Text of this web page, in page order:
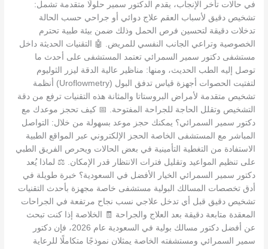
في حالات تأخر الإنجاب، يقدم الدكتور سمير حلولًا متقدمة تشمل:
تشخيص دقيق لأسباب العقم علاج دوائي أو جراحي حسب الحالة
تدخلات دقيقة لتحسين فرص الحمل وذلك ضمن بيئة طبية تحترم
الخصوصية وتراعي الجانب النفسي للمريض. 🤖 التقنيات الحديثة داخل
مستشفى دكتور سمير السمرائي تعتمد المستشفى على أحدث ما
توصل إليه الطب الحديث، ومنها: مناظير عالية الدقة ليزر الثوليوم
لتفتيت الحصوات أجهزة قياس تدفق البول (Uroflowmetry) أنظمة
تشخيص متقدمة لأمراض البروستاتا والمثانة هذه التقنيات ترفع من دقة
التشخيص وتقلل الحاجة للجراحة المفتوحة. 📅 كيف تحجز موعدك مع
دكتور سمير السمرائي؟ يمكنك حجز موعد بسهولة من خلال: التواصل
المباشر مع المستشفى الخاصة الحجز الإلكتروني عبر المواقع الطبية
الاستفادة من التغطية التأمينية في بعض الحالات ويحرص الفريق الطبي
على تنظيم المواعيد وتقليل فترات الانتظار قدر الإمكان. ⚖️ لماذا يُعد
دكتور سمير السمرائي الخيار الأفضل في السعودية؟ خبرة طويلة في
أدق تخصصات المسالك البولية مستشفى خاصة مجهزة بأحدث التقنيات
تشخيص دقيق قبل أي تدخل علاجي نسب نجاح مرتفعة في الجراحات
المعقدة متابعة دقيقة بعد العلاج والجراحة 🧾 الخلاصة إذا كنت تبحث
عن أفضل دكتور مسالك بولية في السعودية عام 2026، فإن دكتور
سمير السمرائي ومستشفته الخاصة يمثلان نموذجًا متكاملًا للرعاية